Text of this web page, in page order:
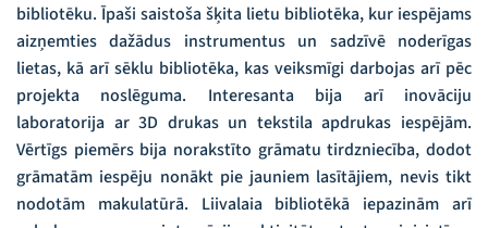
bibliotēku. Īpaši saistoša šķita lietu bibliotēka, kur iespējams
aizņemties dažādus instrumentus un sadzīvē noderīgas
lietas, kā arī sēklu bibliotēka, kas veiksmīgi darbojas arī pēc
projekta noslēguma. Interesanta bija arī inovāciju
laboratorija ar 3D drukas un tekstila apdrukas iespējām.
Vērtīgs piemērs bija norakstīto grāmatu tirdzniecība, dodot
grāmatām iespēju nonākt pie jauniem lasītājiem, nevis tikt
nodotām makulatūrā. Liivalaia bibliotēkā iepazinām arī